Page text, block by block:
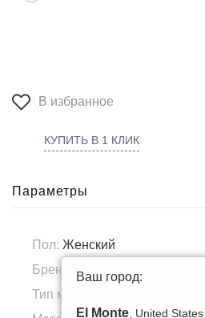
В избранное
КУПИТЬ В 1 КЛИК
Параметры
Пол: Женский
Бренд:
Voggo
Тип материала:
Ваш город:
El Monte , United States